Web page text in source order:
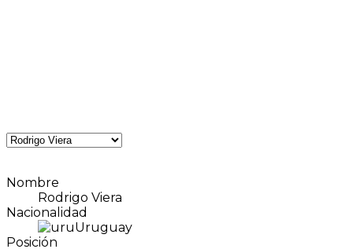
Nombre
Rodrigo Viera
Nacionalidad
Uruguay
Posición